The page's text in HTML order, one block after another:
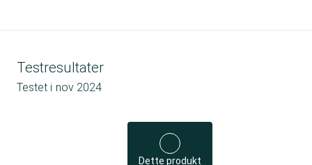
Testresultater
Testet i nov 2024
Dette produkt